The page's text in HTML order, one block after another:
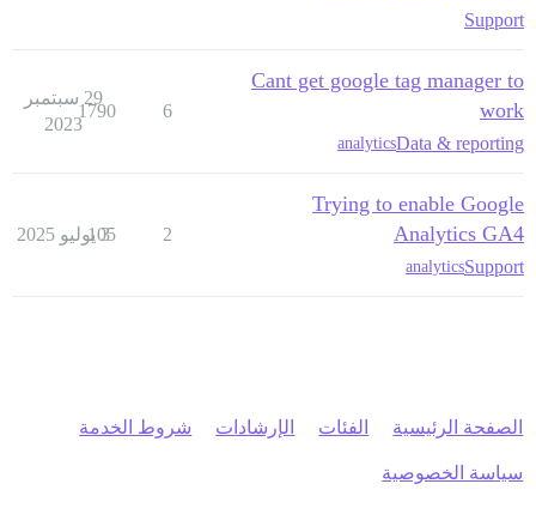
Support
Cant get google tag manager to
work
Data & reporting
analytics
6
1790
29 سبتمبر
2023
Trying to enable Google
Analytics GA4
Support
analytics
2
105
3 يوليو 2025
الصفحة الرئيسية الفئات الإرشادات شروط الخدمة
سياسة الخصوصية